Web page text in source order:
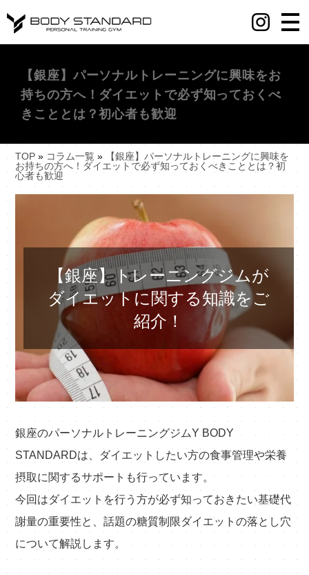
【銀座】パーソナルトレーニングに興味をお
持ちの方へ！ダイエットで必ず知っておくべ
きこととは？初心者も歓迎
TOP» コラム一覧»
【銀座】パーソナルトレーニングに興味を
お持ちの方へ！ダイエットで必ず知っておくべきこととは？初
心者も歓迎
【銀座】トレーニングジムが
ダイエットに関する知識をご
紹介！
銀座のパーソナルトレーニングジムY BODY
STANDARDは、ダイエットしたい方の食事管理や栄養
摂取に関するサポートも行っています。
今回はダイエットを行う方が必ず知っておきたい基礎代
謝量の重要性と、話題の糖質制限ダイエットの落とし穴
について解説します。